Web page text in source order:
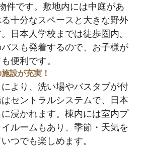
件です。敷地内には中庭があ
十分なスペースと大きな野外
日本人学校までは徒歩圏内。
スも発着するので、お子様が
便利です。
設が充実！
より、洗い場やバスタブが付
セントラルシステムで、日本
浸かれます。棟内には室内プ
ルームもあり、季節・天気を
つでも楽しめます。